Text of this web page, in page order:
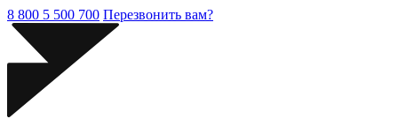
8 800 5 500 700 Перезвонить вам?